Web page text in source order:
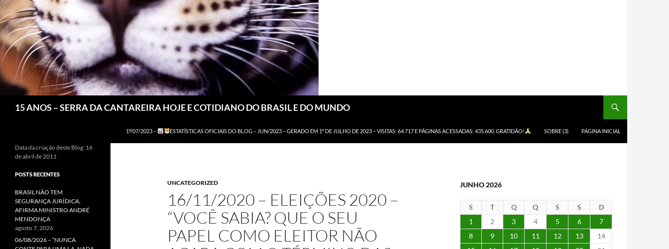
15 ANOS – SERRA DA CANTAREIRA HOJE E COTIDIANO DO BRASIL E DO MUNDO
1º/07/2023 – ESTATÍSTICAS OFICIAIS DO BLOG – JUN/2023 – GERADO EM 1º DE JULHO DE 2023 – VISITAS: 64.717 E PÁGINAS ACESSADAS: 435.600. GRATIDÃO! SOBRE (3) PÁGINA INICIAL
UNCATEGORIZED
16/11/2020 – ELEIÇÕES 2020 –
“VOCÊ SABIA? QUE O SEU
PAPEL COMO ELEITOR NÃO
JUNHO 2026
S T Q Q S S
D
1
2 3 4 5 6
7
8
9 10 11 12 13
14
Data da criação deste Blog: 16
de abril de 2011
POSTS RECENTES
BRASIL NÃO TEM
SEGURANÇA JURÍDICA,
AFIRMA MINISTRO ANDRÉ
MENDONÇA
agosto 7, 2026
06/08/2026 – “NUNCA